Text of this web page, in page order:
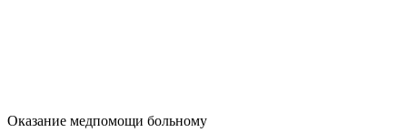
Оказание медпомощи больному